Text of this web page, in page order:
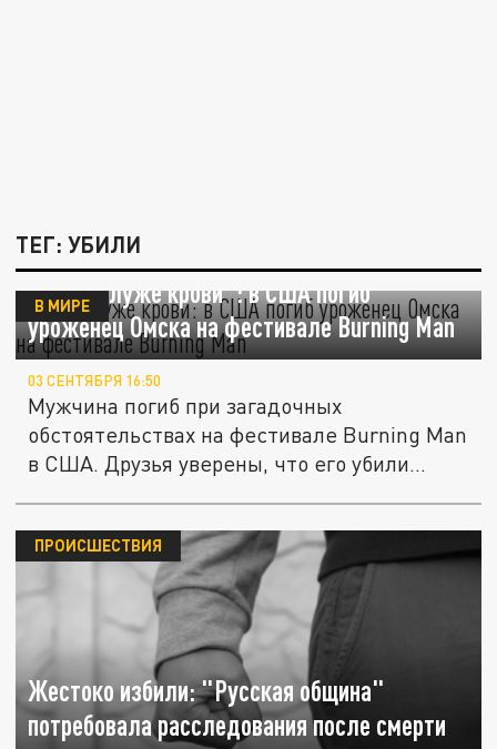
ТЕГ: УБИЛИ
"Тело в луже крови": в США погиб
уроженец Омска на фестивале Burning Man
В МИРЕ
03 СЕНТЯБРЯ 16:50
Мужчина погиб при загадочных
обстоятельствах на фестивале Burning Man
в США. Друзья уверены, что его убили...
Жестоко избили: "Русская община"
потребовала расследования после смерти
ПРОИСШЕСТВИЯ